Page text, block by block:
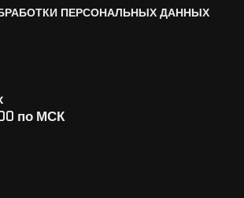
ПЕРСОНАЛЬНЫХ ДАННЫХ
по МСК